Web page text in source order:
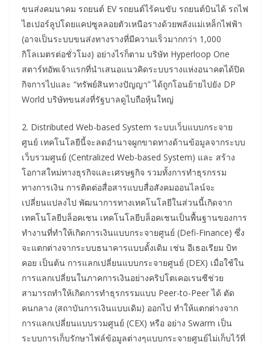
ขนส่งคมนาคม รถยนต์ EV รถยนต์ไร้คนขับ รถยนต์บินได้ รถไฟ
ไฮเปอร์ลูปโดยแคปซูลลอยตัวเหนือรางด้วยพลังแม่เหล็กไฟฟ้า
(อาจเป็นระบบขนส่งทางรางที่มีความเร็วมากกว่า 1,000
กิโลเมตรต่อชั่วโมง) อย่างไรก็ตาม บริษัท Hyperloop One
สตาร์ทอัพเจ้าแรกที่นำเสนอแนวคิดระบบรางแห่งอนาคตได้ปิด
กิจการไปและ “ทรัพย์สินทางปัญญา” ได้ถูกโอนย้ายไปยัง DP
World บริษัทขนส่งที่รัฐบาลดูไบถือหุ้นใหญ่
2. Distributed Web-based System ระบบเว็บแบบกระจาย
ศูนย์ เทคโนโลยีนี้จะลดอำนาจผูกขาดทางด้านข้อมูลจากระบบ
เว็บรวมศูนย์ (Centralized Web-based System) และ สร้าง
โอกาสใหม่ทางธุรกิจและเศรษฐกิจ รวมทั้งการทำธุรกรรม
ทางการเงิน การติดต่อสื่อสารแบบสื่อสังคมออนไลน์จะ
เปลี่ยนแปลงไป พัฒนาการทางเทคโนโลยีในส่วนนี้เกิดจาก
เทคโนโลยีบล็อคเชน เทคโนโลยีบล็อคเชนเป็นพื้นฐานของการ
ทำงานที่ทำให้เกิดการเงินแบบกระจายศูนย์ (Defi-Finance) ซึ่ง
จะแตกต่างจากระบบธนาคารแบบดั้งเดิม เช่น อีเธอเรียม บิท
คอย เป็นต้น การแลกเปลี่ยนแบบกระจายศูนย์ (DEX) เมื่อใช้ใน
การแลกเปลี่ยนในภาคการเงินอย่างคริปโตเคอเรนซีช่วย
สามารถทำให้เกิดการทำธุรกรรมแบบ Peer-to-Peer ได้ ตัด
คนกลาง (สถาบันการเงินแบบเดิม) ออกไป ทำให้แตกต่างจาก
การแลกเปลี่ยนแบบรวมศูนย์ (CEX) หรือ อย่าง Swarm เป็น
ระบบการเก็บรักษาไฟล์ข้อมูลต่างๆแบบกระจายศูนย์ไม่เก็บไว้ที่